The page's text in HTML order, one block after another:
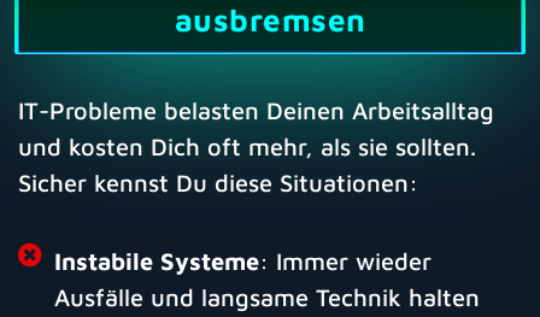
ausbremsen
IT-Probleme belasten Deinen Arbeitsalltag
und kosten Dich oft mehr, als sie sollten.
Sicher kennst Du diese Situationen:
Instabile Systeme: Immer wieder
Ausfälle und langsame Technik halten